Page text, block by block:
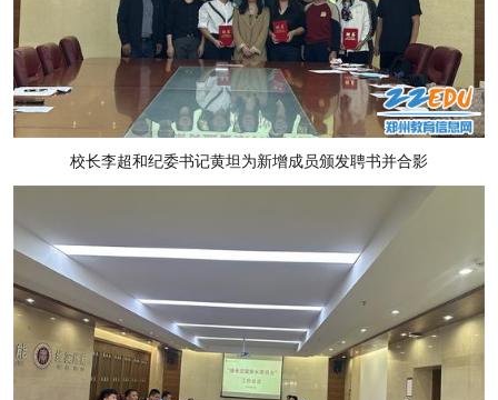
校长李超和纪委书记黄坦为新增成员颁发聘书并合影